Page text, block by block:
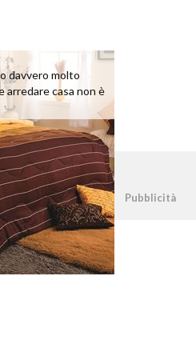
davvero molto
arredare casa non è
03338800984 Pubblicità